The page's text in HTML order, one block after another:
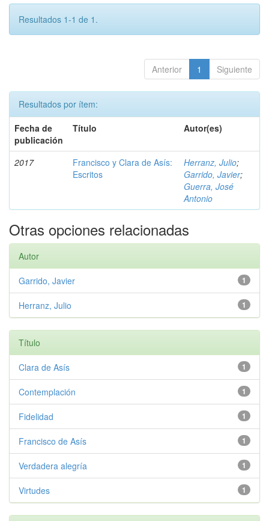
Resultados 1-1 de 1.
Anterior 1 Siguiente
Resultados por ítem:
Fecha de
publicación
Título Autor(es)
2017
Francisco y Clara de Asís:
Escritos
Herranz, Julio;
Garrido, Javier;
Guerra, José
Antonio
Otras opciones relacionadas
Autor
1
Garrido, Javier
1
Herranz, Julio
Título
1
Clara de Asís
1
Contemplación
1
Fidelidad
1
Francisco de Asís
1
Verdadera alegría
1
Virtudes